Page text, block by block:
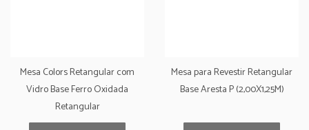
Mesa Colors Retangular com
Vidro Base Ferro Oxidada
Retangular
Mesa para Revestir Retangular
Base Aresta P (2,00X1,25M)